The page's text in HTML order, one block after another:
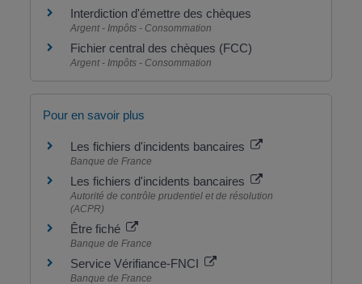
Interdiction d'émettre des chèques
Argent - Impôts - Consommation
Fichier central des chèques (FCC)
Argent - Impôts - Consommation
Pour en savoir plus
Les fichiers d'incidents bancaires
Banque de France
Les fichiers d'incidents bancaires
Autorité de contrôle prudentiel et de résolution
(ACPR)
Être fiché
Banque de France
Service Vérifiance-FNCI
Banque de France